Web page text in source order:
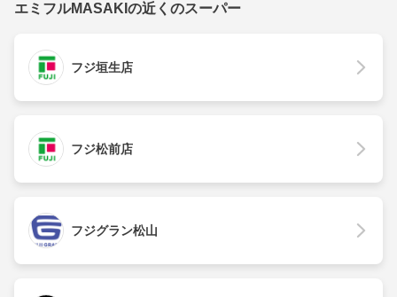
エミフルMASAKIの近くのスーパー
フジ垣生店
フジ松前店
フジグラン松山